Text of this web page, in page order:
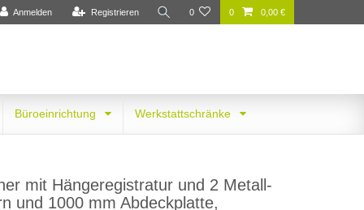
Anmelden Registrieren 0 0 0,00 €
Büroeinrichtung Werkstattschränke
mit Hängeregistratur und 2 Metall-
und 1000 mm Abdeckplatte,